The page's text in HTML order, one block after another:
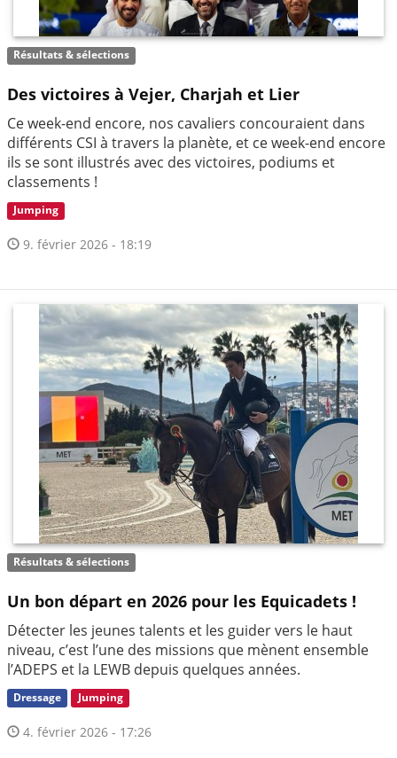
Résultats & sélections
Des victoires à Vejer, Charjah et Lier
Ce week-end encore, nos cavaliers concouraient dans
différents CSI à travers la planète, et ce week-end encore
ils se sont illustrés avec des victoires, podiums et
classements !
Jumping
9. février 2026 - 18:19
Résultats & sélections
Un bon départ en 2026 pour les Equicadets !
Détecter les jeunes talents et les guider vers le haut
niveau, c’est l’une des missions que mènent ensemble
l’ADEPS et la LEWB depuis quelques années.
Dressage Jumping
4. février 2026 - 17:26